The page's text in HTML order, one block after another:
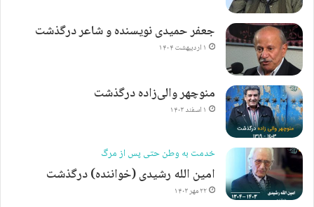
جعفر حمیدی نویسنده و شاعر درگذشت
۱ اردیبهشت ۱۴۰۴
منوچهر والی‌زاده درگذشت
۱ اسفند ۱۴۰۳
خدمت به وطن حتی پس از مرگ
امین الله رشیدی (خواننده) درگذشت
۲۲ مهر ۱۴۰۳